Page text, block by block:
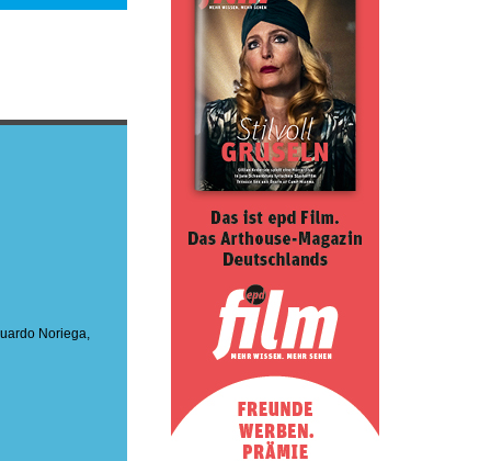
Noriega,